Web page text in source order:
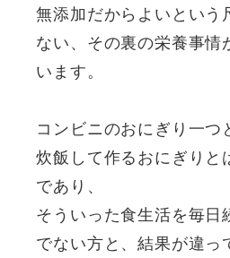
無添加だからよいという
ない、その裏の栄養事情
います。
コンビニのおにぎり一つ
炊飯して作るおにぎりと
であり、
そういった食生活を毎日
でない方と、結果が違っ